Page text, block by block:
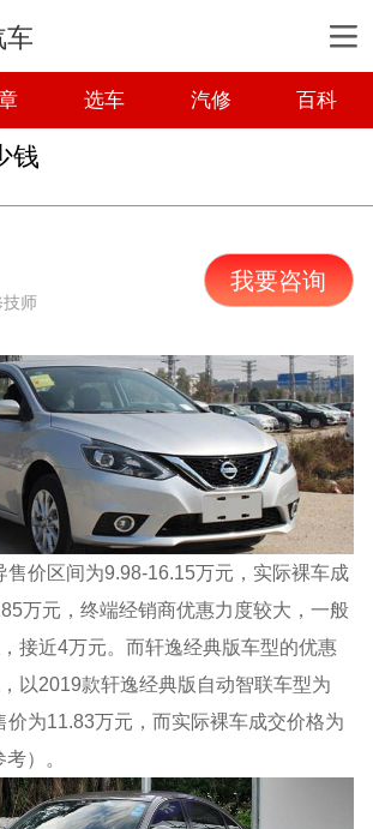
车
选车 汽修 百科
钱
师
我要咨询
售价区间为9.98-16.15万元，实际裸车成
万元，终端经销商优惠力度较大，一般
接近4万元。而轩逸经典版车型的优惠
以2019款轩逸经典版自动智联车型为
价为11.83万元，而实际裸车成交价格为
）。